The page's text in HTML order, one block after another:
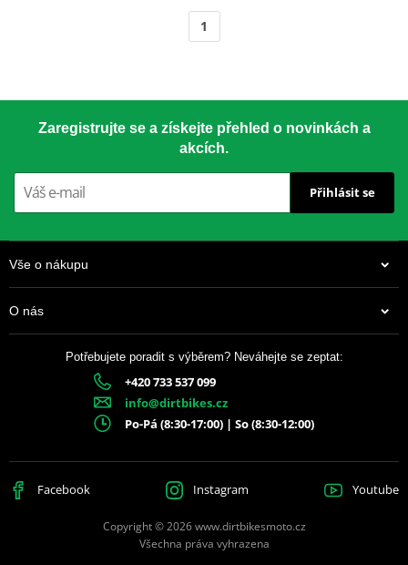
1
Zaregistrujte se a získejte přehled o novinkách a
akcích.
Přihlásit se
Vše o nákupu
O nás
Potřebujete poradit s výběrem? Neváhejte se zeptat:
+420 733 537 099
info@dirtbikes.cz
Po-Pá (8:30-17:00) | So (8:30-12:00)
Facebook Instagram Youtube
Copyright © 2026 www.dirtbikesmoto.cz
Všechna práva vyhrazena